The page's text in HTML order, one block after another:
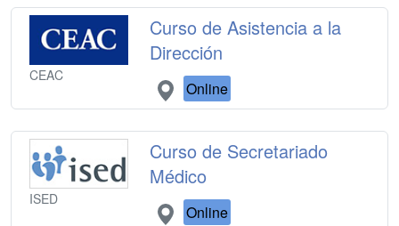
CEAC
Curso de Asistencia a la
Dirección
Online
ISED
Curso de Secretariado
Médico
Online